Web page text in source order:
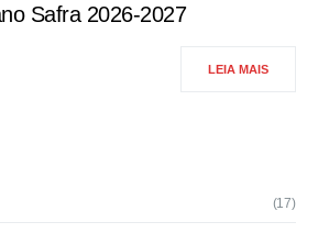
Safra 2026-2027
LEIA MAIS
(17)